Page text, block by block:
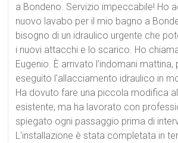
a Bondeno. Servizio impeccabile! Ho
nuovo lavabo per il mio bagno a
bisogno di un idraulico urgente che
i nuovi attacchi e lo scarico. Ho
Eugenio. È arrivato l'indomani mattina,
eseguito l'allacciamento idraulico in
Ha dovuto fare una piccola modifica
esistente, ma ha lavorato con
spiegato ogni passaggio prima di
L'installazione è stata completata in